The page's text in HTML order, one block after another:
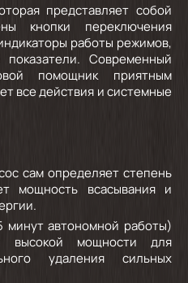
представляет собой
кнопки переключения
работы режимов,
Современный
помощник приятным
все действия и системные
сам определяет степень
мощность всасывания и
минут автономной работы)
высокой мощности для
удаления сильных